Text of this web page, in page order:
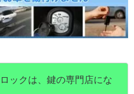
ックは、鍵の専門店にな